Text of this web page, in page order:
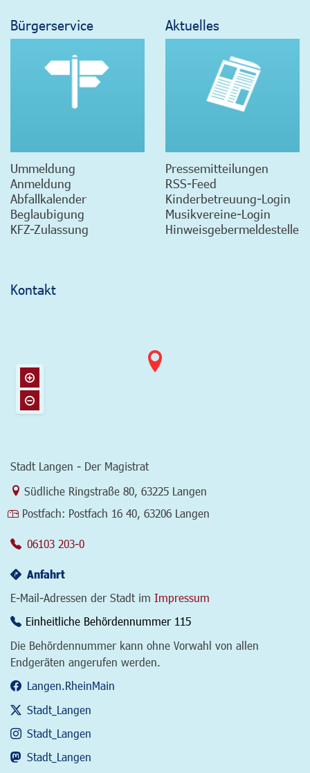
Bürgerservice
Ummeldung
Anmeldung
Abfallkalender
Beglaubigung
KFZ-Zulassung
Aktuelles
Pressemitteilungen
RSS-Feed
Kinderbetreuung-Login
Musikvereine-Login
Hinweisgebermeldestelle
Kontakt
Stadt Langen - Der Magistrat
Link zur Google-Maps Navigation
Südliche Ringstraße 80 63225 Langen
Postfach: Postfach 16 40, 63206 Langen
06103 203-0
Anfahrt
E-Mail-Adressen der Stadt im Impressum
Einheitliche Behördennummer 115
Die Behördennummer kann ohne Vorwahl von allen
Endgeräten angerufen werden.
Langen.RheinMain
Stadt_Langen
Stadt_Langen
Stadt_Langen